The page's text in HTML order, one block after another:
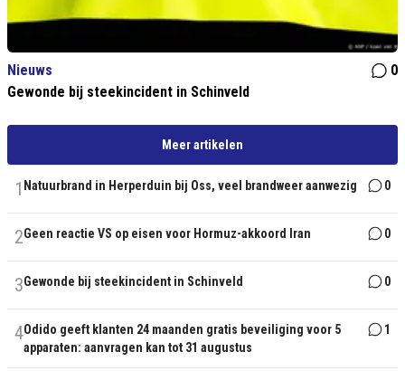
Nieuws
0
Gewonde bij steekincident in Schinveld
Meer artikelen
1 Natuurbrand in Herperduin bij Oss, veel brandweer aanwezig 0
2Geen reactie VS op eisen voor Hormuz-akkoord Iran 0
3Gewonde bij steekincident in Schinveld 0
4Odido geeft klanten 24 maanden gratis beveiliging voor 5
apparaten: aanvragen kan tot 31 augustus
1